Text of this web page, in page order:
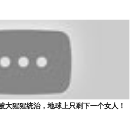
大猩猩统治，地球上只剩下一个女人！